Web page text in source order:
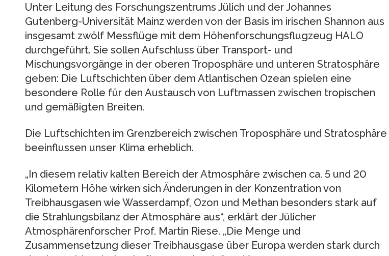
Unter Leitung des Forschungszentrums Jülich und der Johannes
Gutenberg-Universität Mainz werden von der Basis im irischen Shannon aus
insgesamt zwölf Messflüge mit dem Höhenforschungsflugzeug HALO
durchgeführt. Sie sollen Aufschluss über Transport- und
Mischungsvorgänge in der oberen Troposphäre und unteren Stratosphäre
geben: Die Luftschichten über dem Atlantischen Ozean spielen eine
besondere Rolle für den Austausch von Luftmassen zwischen tropischen
und gemäßigten Breiten.
Die Luftschichten im Grenzbereich zwischen Troposphäre und Stratosphäre
beeinflussen unser Klima erheblich.
„In diesem relativ kalten Bereich der Atmosphäre zwischen ca. 5 und 20
Kilometern Höhe wirken sich Änderungen in der Konzentration von
Treibhausgasen wie Wasserdampf, Ozon und Methan besonders stark auf
die Strahlungsbilanz der Atmosphäre aus“, erklärt der Jülicher
Atmosphärenforscher Prof. Martin Riese. „Die Menge und
Zusammensetzung dieser Treibhausgase über Europa werden stark durch